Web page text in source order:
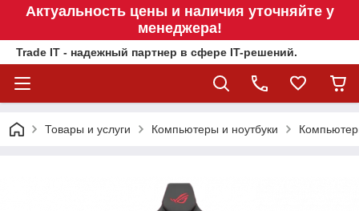
Актуальность цены и наличия уточняйте у
менеджера!
Trade IT - надежный партнер в сфере IT-решений.
Товары и услуги Компьютеры и ноутбуки